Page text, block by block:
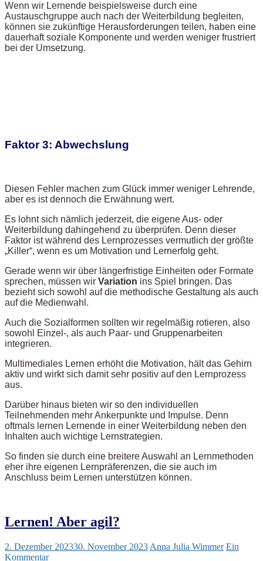
Wenn wir Lernende beispielsweise durch eine
Austauschgruppe auch nach der Weiterbildung begleiten,
können sie zukünftige Herausforderungen teilen, haben eine
dauerhaft soziale Komponente und werden weniger frustriert
bei der Umsetzung.
Faktor 3: Abwechslung
Diesen Fehler machen zum Glück immer weniger Lehrende,
aber es ist dennoch die Erwähnung wert.
Es lohnt sich nämlich jederzeit, die eigene Aus- oder
Weiterbildung dahingehend zu überprüfen. Denn dieser
Faktor ist während des Lernprozesses vermutlich der größte
„Killer“, wenn es um Motivation und Lernerfolg geht.
Gerade wenn wir über längerfristige Einheiten oder Formate
sprechen, müssen wir Variation ins Spiel bringen. Das
bezieht sich sowohl auf die methodische Gestaltung als auch
auf die Medienwahl.
Auch die Sozialformen sollten wir regelmäßig rotieren, also
sowohl Einzel-, als auch Paar- und Gruppenarbeiten
integrieren.
Multimediales Lernen erhöht die Motivation, hält das Gehirn
aktiv und wirkt sich damit sehr positiv auf den Lernprozess
aus.
Darüber hinaus bieten wir so den individuellen
Teilnehmenden mehr Ankerpunkte und Impulse. Denn
oftmals lernen Lernende in einer Weiterbildung neben den
Inhalten auch wichtige Lernstrategien.
So finden sie durch eine breitere Auswahl an Lernmethoden
eher ihre eigenen Lernpräferenzen, die sie auch im
Anschluss beim Lernen unterstützen können.
Lernen! Aber agil?
2. Dezember 202330. November 2023 Anna Julia Wimmer Ein
Kommentar